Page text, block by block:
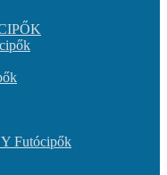
Futócipők